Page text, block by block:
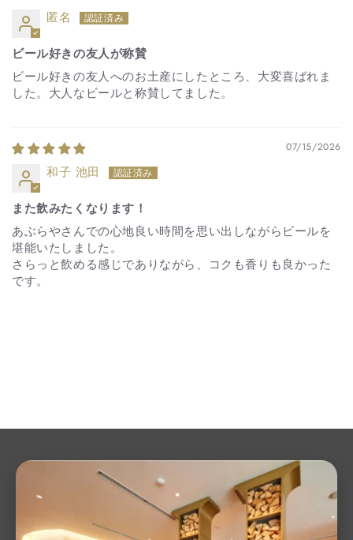
匿名
ビール好きの友人が称賛
ビール好きの友人へのお土産にしたところ、大変喜ばれま
した。大人なビールと称賛してました。
07/15/2026
和子 池田
また飲みたくなります！
あぶらやさんでの心地良い時間を思い出しながらビールを
堪能いたしました。
さらっと飲める感じでありながら、コクも香りも良かった
です。